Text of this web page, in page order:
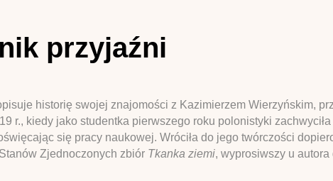
przyjaźni
historię swojej znajomości z Kazimierzem Wierzyńskim,
r., kiedy jako studentka pierwszego roku polonistyki
się pracy naukowej. Wróciła do jego twórczości
Zjednoczonych zbiór Tkanka ziemi, wyprosiwszy u